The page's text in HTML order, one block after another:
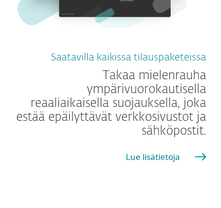
Saatavilla kaikissa tilauspaketeissa
Takaa mielenrauha
ympärivuorokautisella
reaaliaikaisella suojauksella, joka
estää epäilyttävät verkkosivustot ja
sähköpostit.
Lue lisätietoja